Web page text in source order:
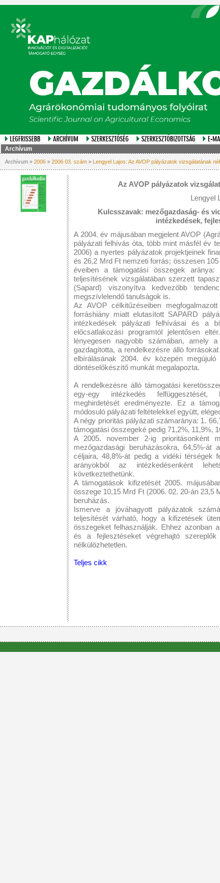
Archívum
Archívum » 2006 » 2006 03. szám » Lengyel Lajos: Az AVOP pályázatok vizsgálatának
Az AVOP pályázatok
Lengyel
Kulcsszavak: mezőgazdaság- és
intézkedések,
A 2004. év májusában megjelent AVOP
pályázati felhívás óta, több mint másfél év
2006) a nyertes pályázatok projektjeinek
és 26,2 Mrd Ft nemzeti forrás; összesen
éveiben a támogatási összegek
teljesítésének vizsgálatában szerzett
(Sapard) viszonyítva kedvezőbb
megszívlelendő tanulságok is.
Az AVOP célkitűzéseiben
forráshiány miatt elutasított SAPARD
intézkedések pályázati felhívásai és a
előcsatlakozási programtól jelentősen
lényegesen nagyobb számában, amely
gazdagította, a rendelkezésre álló
elbírálásának 2004. év közepén
döntéselőkészítő munkát megalapozta.
A rendelkezésre álló támogatási
egy-egy intézkedés felfüggesztését,
meghirdetését eredményezte. Ez a
módosuló pályázati feltételekkel együtt,
A négy prioritás pályázati számaránya: 1.
támogatási összegeké pedig 71,2%, 11,9%,
A 2005. november 2-ig prioritásonként
mezőgazdasági beruházásokra, 64,5%-át
céljaira, 48,8%-át pedig a vidéki térségek
arányokból az intézkedésenként
következtethetünk.
A támogatások kifizetését 2005.
összege 10,15 Mrd Ft (2006. 02. 20-án 23,5
beruházás.
Ismerve a jóváhagyott pályázatok
teljesítését várható, hogy a kifizetések
összegeket felhasználják. Ehhez azonban
és a fejlesztéseket végrehajtó
nélkülözhetetlen.
Teljes cikk